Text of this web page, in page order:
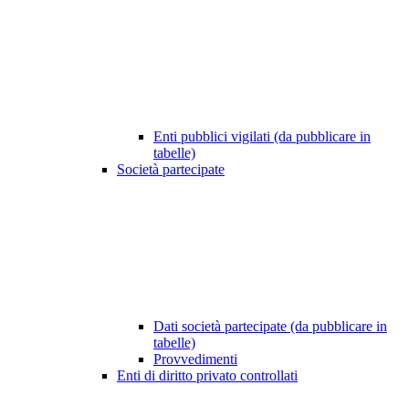
Enti pubblici vigilati (da pubblicare in
tabelle)
Società partecipate
Dati società partecipate (da pubblicare in
tabelle)
Provvedimenti
Enti di diritto privato controllati